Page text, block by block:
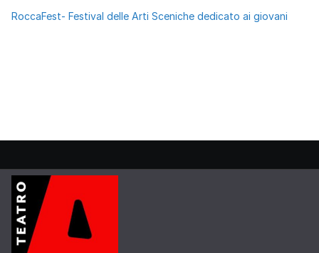
RoccaFest- Festival delle Arti Sceniche dedicato ai giovani